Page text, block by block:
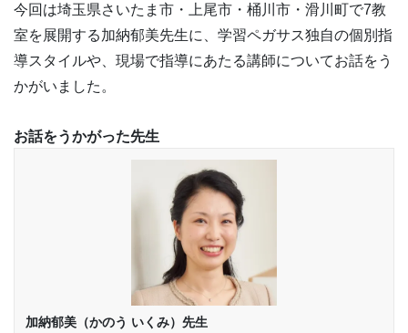
今回は埼玉県さいたま市・上尾市・桶川市・滑川町で7教
室を展開する加納郁美先生に、学習ペガサス独自の個別指
導スタイルや、現場で指導にあたる講師についてお話をう
かがいました。
お話をうかがった先生
加納郁美（かのう いくみ）先生